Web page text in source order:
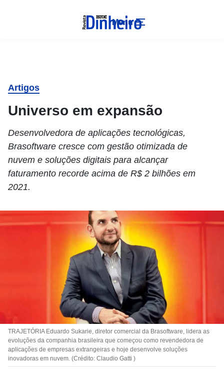
Menu
Artigos
Universo em expansão
Desenvolvedora de aplicações tecnológicas,
Brasoftware cresce com gestão otimizada de
nuvem e soluções digitais para alcançar
faturamento recorde acima de R$ 2 bilhões em
2021.
TRAJETÓRIA Eduardo Sukarie, diretor comercial da Brasoftware, lidera as
evoluções da companhia brasileira que começou como revendedora de
aplicações de empresas extrangeiras e hoje desenvolve soluções
inovadoras em nuvem. (Crédito: Claudio Gatti )